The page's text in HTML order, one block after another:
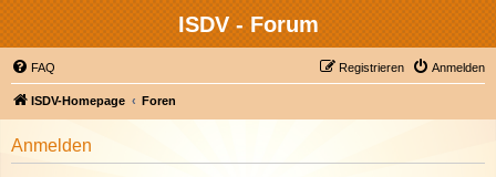
ISDV - Forum
FAQ Anmelden
Registrieren
ISDV-Homepage Foren
Anmelden